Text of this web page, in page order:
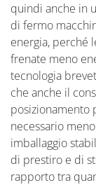
quindi anche in
di fermo
energia, perché
frenate meno
tecnologia
che anche il
posizionamento
necessario
imballaggio
di prestiro e di
rapporto tra